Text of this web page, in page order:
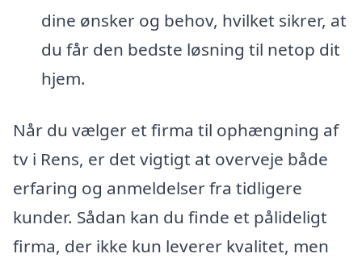
dine ønsker og behov, hvilket sikrer, at
du får den bedste løsning til netop dit
hjem.
Når du vælger et firma til ophængning af
tv i Rens, er det vigtigt at overveje både
erfaring og anmeldelser fra tidligere
kunder. Sådan kan du finde et pålideligt
firma, der ikke kun leverer kvalitet, men